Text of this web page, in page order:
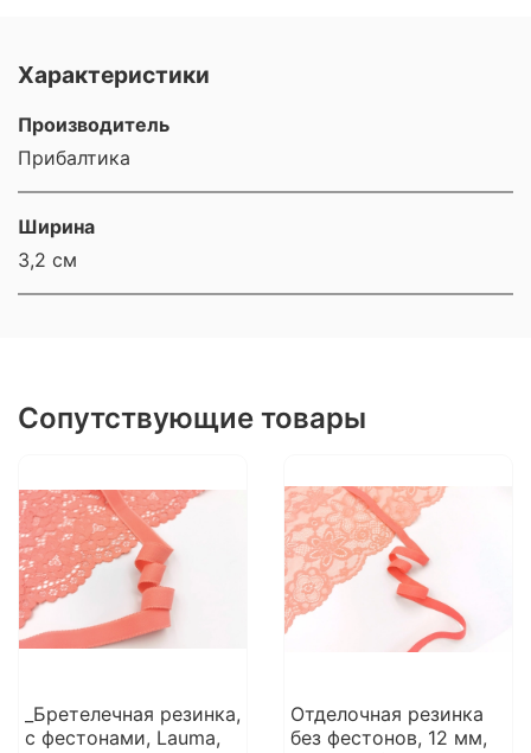
Характеристики
Производитель
Прибалтика
Ширина
3,2 см
Сопутствующие товары
_Бретелечная резинка,
с фестонами, Lauma,
Отделочная резинка
без фестонов, 12 мм,